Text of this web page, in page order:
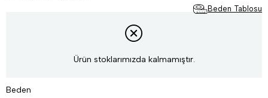
Beden Tablosu
Ürün stoklarımızda kalmamıştır.
Beden